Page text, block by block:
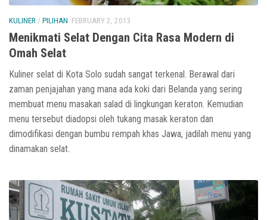
KULINER / PILIHAN FEBRUARY 2, 2013
Menikmati Selat Dengan Cita Rasa Modern di
Omah Selat
Kuliner selat di Kota Solo sudah sangat terkenal. Berawal dari
zaman penjajahan yang mana ada koki dari Belanda yang sering
membuat menu masakan salad di lingkungan keraton. Kemudian
menu tersebut diadopsi oleh tukang masak keraton dan
dimodifikasi dengan bumbu rempah khas Jawa, jadilah menu yang
dinamakan selat.